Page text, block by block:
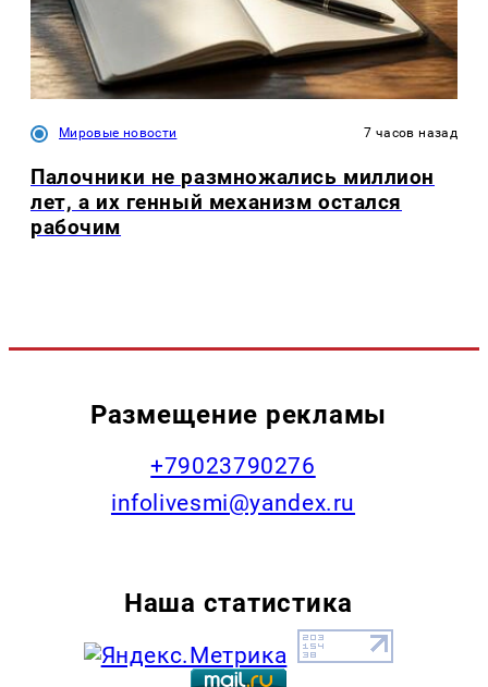
Мировые новости 7 часов назад
Палочники не размножались миллион
лет, а их генный механизм остался
рабочим
Размещение рекламы
+79023790276
infolivesmi@yandex.ru
Наша статистика